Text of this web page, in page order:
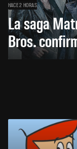
HACE 2 HORAS
La saga
Bros.